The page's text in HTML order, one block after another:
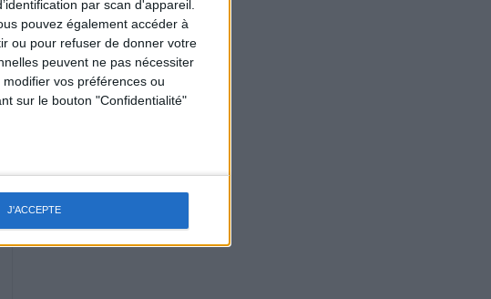
par scan d'appareil.
pouvez également accéder à
ou pour refuser de donner votre
peuvent ne pas nécessiter
vos préférences ou
sur le bouton "Confidentialité"
J'ACCEPTE